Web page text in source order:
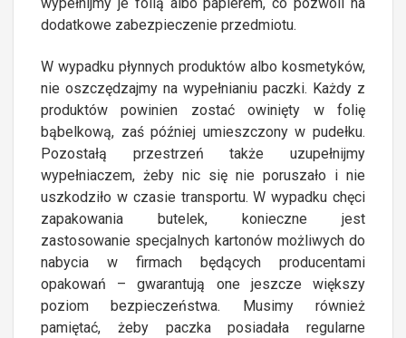
wypełnijmy je folią albo papierem, co pozwoli na
dodatkowe zabezpieczenie przedmiotu.
W wypadku płynnych produktów albo kosmetyków,
nie oszczędzajmy na wypełnianiu paczki. Każdy z
produktów powinien zostać owinięty w folię
bąbelkową, zaś później umieszczony w pudełku.
Pozostałą przestrzeń także uzupełnijmy
wypełniaczem, żeby nic się nie poruszało i nie
uszkodziło w czasie transportu. W wypadku chęci
zapakowania butelek, konieczne jest
zastosowanie specjalnych kartonów możliwych do
nabycia w firmach będących producentami
opakowań – gwarantują one jeszcze większy
poziom bezpieczeństwa. Musimy również
pamiętać, żeby paczka posiadała regularne